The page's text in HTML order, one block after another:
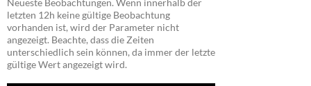
letzten 12h keine gültige Beobachtung
vorhanden ist, wird der Parameter nicht
angezeigt. Beachte, dass die Zeiten
unterschiedlich sein können, da immer der letzte
gültige Wert angezeigt wird.